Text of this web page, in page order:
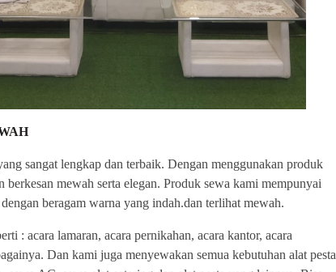
sangat lengkap dan terbaik. Dengan menggunakan produk
mewah serta elegan. Produk sewa kami mempunyai
beragam warna yang indah.dan terlihat mewah.
: acara lamaran, acara pernikahan, acara kantor, acara
Dan kami juga menyewakan semua kebutuhan alat pesta